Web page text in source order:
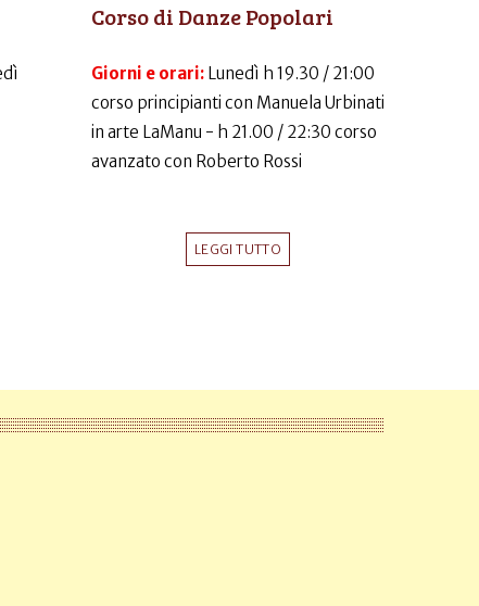
Corso di Danze Popolari
Giorni e orari: Lunedì h 19.30 / 21:00
corso principianti con Manuela Urbinati
in arte LaManu - h 21.00 / 22:30 corso
avanzato con Roberto Rossi
LEGGI TUTTO